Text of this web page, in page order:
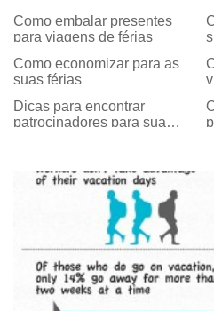
Como embalar presentes
para viagens de férias
Como economizar para as
suas férias
Dicas para encontrar
patrocinadores para sua